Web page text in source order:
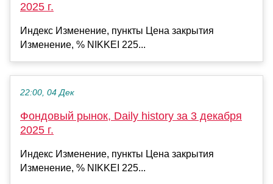
2025 г.
Индекс Изменение, пункты Цена закрытия
Изменение, % NIKKEI 225...
22:00, 04 Дек
Фондовый рынок, Daily history за 3 декабря
2025 г.
Индекс Изменение, пункты Цена закрытия
Изменение, % NIKKEI 225...